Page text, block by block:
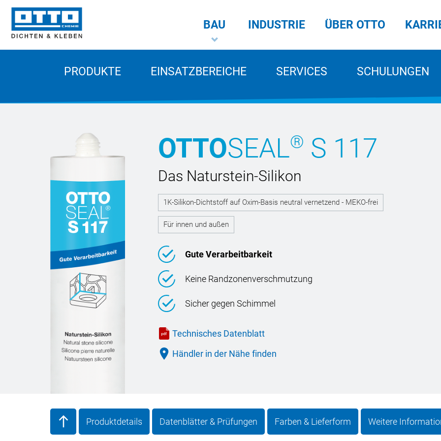
BAU
PRODUKTE EINSATZBEREICHE SERVICES SCHULUNGEN
INDUSTRIE ÜBER OTTO
OTTOSEAL® S 117
Das Naturstein-Silikon
1K-Silikon-Dichtstoff auf Oxim-Basis neutral vernetzend - MEKO-frei
Für innen und außen
Gute Verarbeitbarkeit
Keine Randzonenverschmutzung
Sicher gegen Schimmel
Technisches Datenblatt
Händler in der Nähe finden
Produktdetails Datenblätter & Prüfungen Farben & Lieferform Weitere